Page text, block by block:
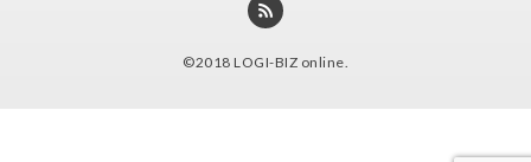
©2018 LOGI-BIZ online